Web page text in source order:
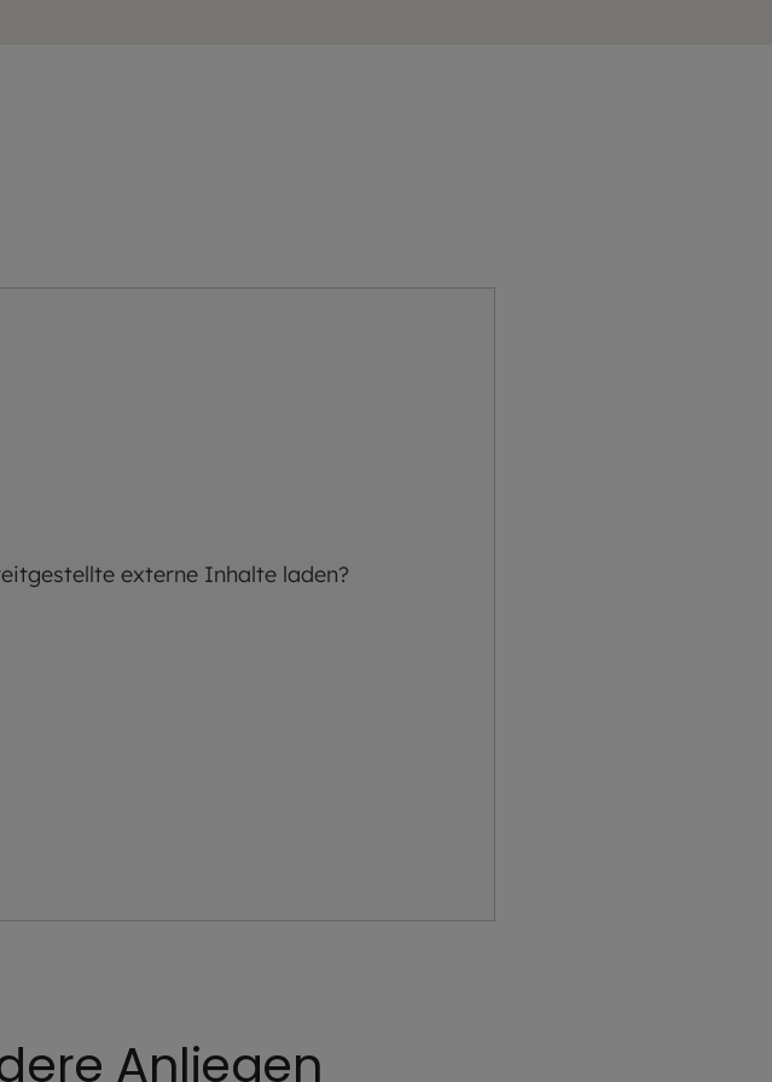
externe Inhalte laden?
Anliegen